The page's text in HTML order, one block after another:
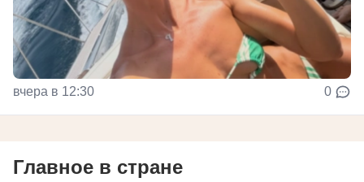
вчера в 12:30 0
Главное в стране